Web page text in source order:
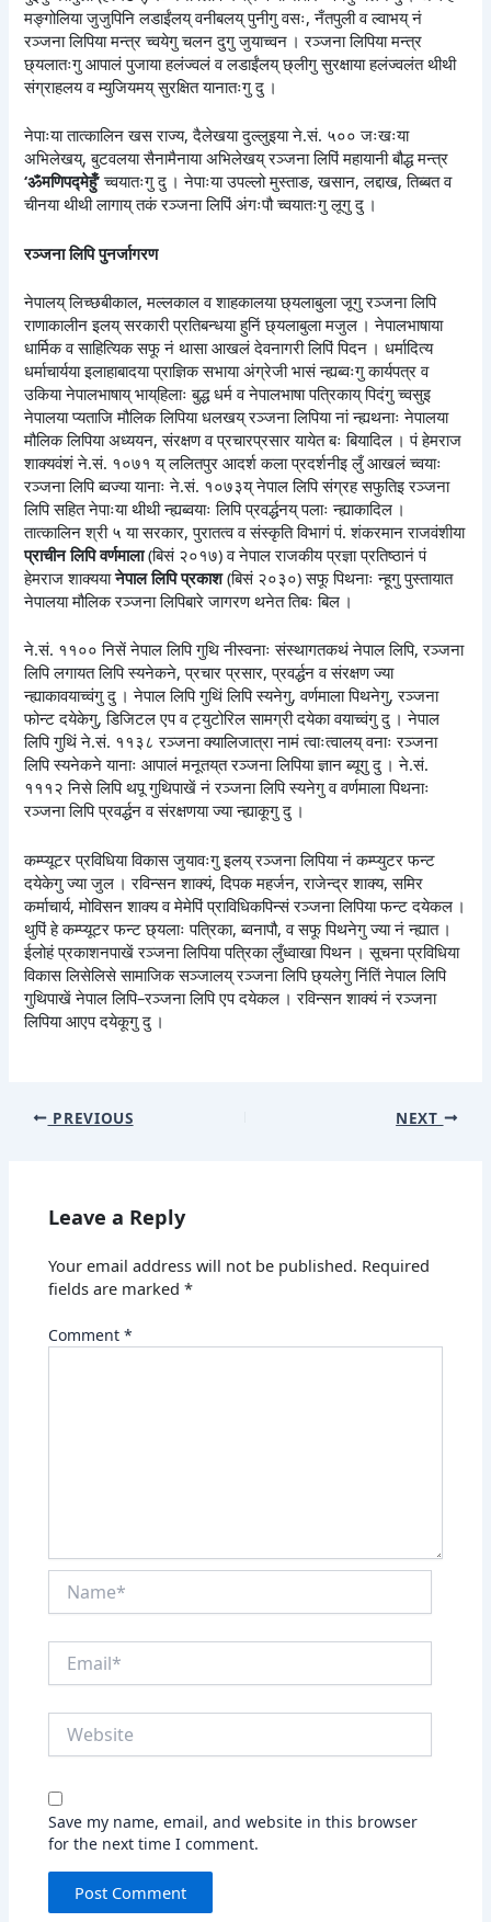
मङ्गोलिया जुजुपिनि लडाईंलय् वनीबलय् पुनीगु वसः, नँतपुली व ल्वाभय् नं
रञ्जना लिपिया मन्त्र च्वयेगु चलन दुगु जुयाच्वन । रञ्जना लिपिया मन्त्र
छ्यलातःगु आपालं पुजाया हलंज्वलं व लडाईंलय् छ्लीगु सुरक्षाया हलंज्वलंत थीथी
संग्राहलय व म्युजियमय् सुरक्षित यानातःगु दु ।
नेपाःया तात्कालिन खस राज्य, दैलेखया दुल्लुइया ने.सं. ५०० जःखःया
अभिलेखय्, बुटवलया सैनामैनाया अभिलेखय् रञ्जना लिपिं महायानी बौद्ध मन्त्र
‘ॐमणिपद्मेहुँ’च्वयातःगु दु । नेपाःया उपल्लो मुस्ताङ, खसान, लद्दाख, तिब्बत व
चीनया थीथी लागाय् तकं रञ्जना लिपिं अंगःपौ च्वयातःगु लूगु दु ।
रञ्जना लिपि पुनर्जागरण
नेपालय् लिच्छबीकाल, मल्लकाल व शाहकालया छ्यलाबुला जूगु रञ्जना लिपि
राणाकालीन इलय् सरकारी प्रतिबन्धया हुनिं छ्यलाबुला मजुल । नेपालभाषाया
धार्मिक व साहित्यिक सफू नं थासा आखलं देवनागरी लिपिं पिदन । धर्मादित्य
धर्माचार्यया इलाहाबादया प्राज्ञिक सभाया अंग्रेजी भासं न्ह्यब्वःगु कार्यपत्र व
उकिया नेपालभाषाय् भाय्‌हिलाः बुद्ध धर्म व नेपालभाषा पत्रिकाय् पिदंगु च्वसुइ
नेपालया प्यताजि मौलिक लिपिया धलखय् रञ्जना लिपिया नां न्ह्यथनाः नेपालया
मौलिक लिपिया अध्ययन, संरक्षण व प्रचारप्रसार यायेत बः बियादिल । पं हेमराज
शाक्यवंशं ने.सं. १०७१ य् ललितपुर आदर्श कला प्रदर्शनीइ लुँ आखलं च्वयाः
रञ्जना लिपि ब्वज्या यानाः ने.सं. १०७३य् नेपाल लिपि संग्रह सफुतिइ रञ्जना
लिपि सहित नेपाःया थीथी न्ह्यब्वयाः लिपि प्रवर्द्धनय् पलाः न्ह्याकादिल ।
तात्कालिन श्री ५ या सरकार, पुरातत्व व संस्कृति विभागं पं. शंकरमान राजवंशीया
प्राचीन लिपि वर्णमाला(बिसं २०१७) व नेपाल राजकीय प्रज्ञा प्रतिष्ठानं पं
हेमराज शाक्ययानेपाल लिपि प्रकाश(बिसं २०३०) सफू पिथनाः न्हूगु पुस्तायात
नेपालया मौलिक रञ्जना लिपिबारे जागरण थनेत तिबः बिल ।
ने.सं. ११०० निसें नेपाल लिपि गुथि नीस्वनाः संस्थागतकथं नेपाल लिपि, रञ्जना
लिपि लगायत लिपि स्यनेकने, प्रचार प्रसार, प्रवर्द्धन व संरक्षण ज्या
न्ह्याकावयाच्वंगु दु । नेपाल लिपि गुथिं लिपि स्यनेगु, वर्णमाला पिथनेगु, रञ्जना
फोन्ट दयेकेगु, डिजिटल एप व ट्युटोरिल सामग्री दयेका वयाच्वंगु दु । नेपाल
लिपि गुथिं ने.सं. ११३८ रञ्जना क्यालिजात्रा नामं त्वाःत्वालय् वनाः रञ्जना
लिपि स्यनेकने यानाः आपालं मनूतय्‌त रञ्जना लिपिया ज्ञान ब्यूगु दु । ने.सं.
१११२ निसे लिपि थपू गुथिपाखें नं रञ्जना लिपि स्यनेगु व वर्णमाला पिथनाः
रञ्जना लिपि प्रवर्द्धन व संरक्षणया ज्या न्ह्याकूगु दु ।
कम्प्यूटर प्रविधिया विकास जुयावःगु इलय् रञ्जना लिपिया नं कम्प्युटर फन्ट
दयेकेगु ज्या जुल । रविन्सन शाक्यं, दिपक महर्जन, राजेन्द्र शाक्य, समिर
कर्माचार्य, मोविसन शाक्य व मेमेपिं प्राविधिकपिन्सं रञ्जना लिपिया फन्ट दयेकल ।
थुपिं हे कम्प्यूटर फन्ट छ्यलाः पत्रिका, ब्वनापौ, व सफू पिथनेगु ज्या नं न्ह्यात ।
ईलोहं प्रकाशनपाखें रञ्जना लिपिया पत्रिका लुँध्वाखा पिथन । सूचना प्रविधिया
विकास लिसेलिसे सामाजिक सञ्जालय् रञ्जना लिपि छ्यलेगु निंतिं नेपाल लिपि
गुथिपाखें नेपाल लिपि–रञ्जना लिपि एप दयेकल । रविन्सन शाक्यं नं रञ्जना
लिपिया आएप दयेकूगु दु ।
PREVIOUS NEXT
Leave a Reply
Your email address will not be published. Required
fields are marked*
Comment*
Save my name, email, and website in this browser
for the next time I comment.